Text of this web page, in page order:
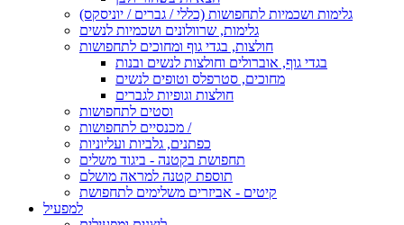
גלימות ושכמיות לתחפושות (כללי / גברים / יוניסקס)
גלימות, שרוולונים ושכמיות לנשים
חולצות, בגדי גוף ומחוכים לתחפושות
בגדי גוף, אוברולים וחולצות לנשים ובנות
מחוכים, סטרפלס וטופים לנשים
חולצות וגופיות לגברים
וסטים לתחפושות
מכנסיים לתחפושות /
כפתנים, גלביות ועליוניות
תחפושת בקטנה - ביגוד משלים
תוספת קטנה למראה מושלם
קיטים - אביזרים משלימים לתחפושת
למפעיל